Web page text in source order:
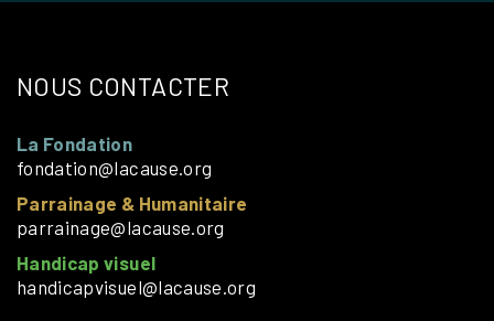
NOUS CONTACTER
La Fondation
fondation@lacause.org
Parrainage & Humanitaire
parrainage@lacause.org
Handicap visuel
handicapvisuel@lacause.org